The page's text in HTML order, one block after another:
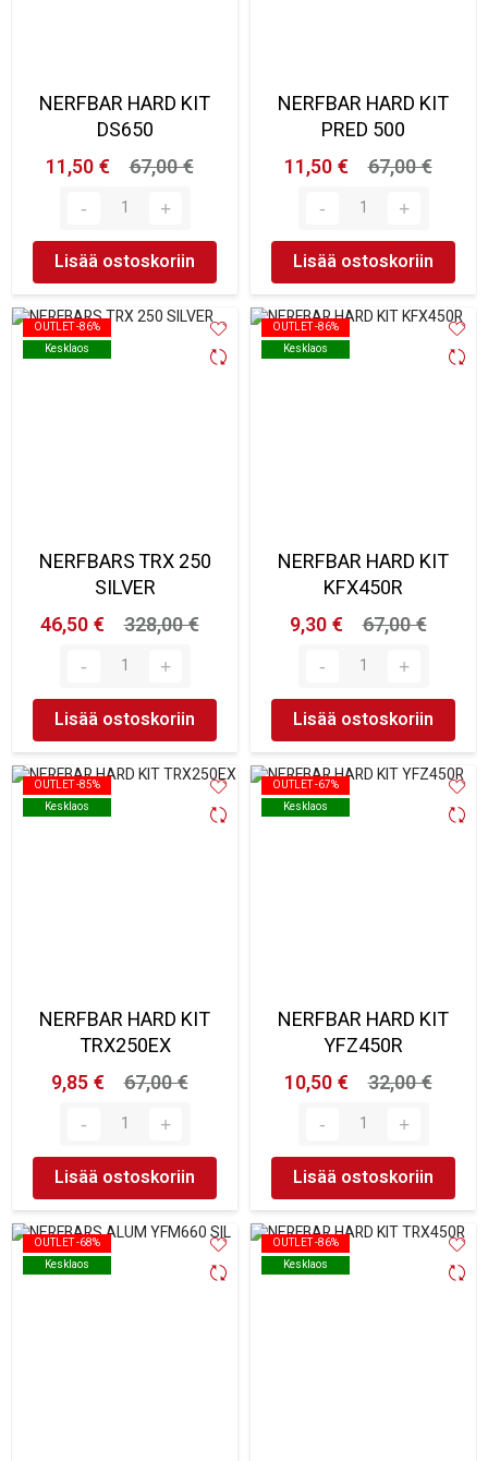
NERFBAR HARD KIT
DS650
11,50 €
67,00 €
Lisää ostoskoriin
NERFBAR HARD KIT
PRED 500
11,50 €
67,00 €
Lisää ostoskoriin
OUTLET -86%
Kesklaos
OUTLET -86%
Kesklaos
NERFBARS TRX 250
SILVER
46,50 €
328,00 €
Lisää ostoskoriin
OUTLET -86%
Kesklaos
OUTLET -86%
Kesklaos
NERFBAR HARD KIT
KFX450R
9,30 €
67,00 €
Lisää ostoskoriin
OUTLET -85%
Kesklaos
OUTLET -85%
Kesklaos
NERFBAR HARD KIT
TRX250EX
9,85 €
67,00 €
Lisää ostoskoriin
OUTLET -67%
Kesklaos
OUTLET -67%
Kesklaos
NERFBAR HARD KIT
YFZ450R
10,50 €
32,00 €
Lisää ostoskoriin
OUTLET -68%
Kesklaos
OUTLET -68%
Kesklaos
OUTLET -86%
Kesklaos
OUTLET -86%
Kesklaos